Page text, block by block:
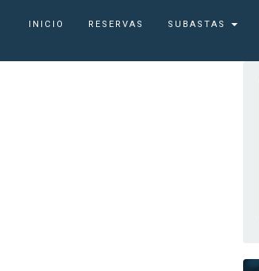
INICIO RESERVAS SUBASTAS